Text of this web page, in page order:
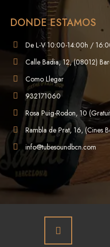
DONDE ESTAMOS
De L-V 10:00-14:00h /
Calle Badia, 12, (08012)
Como Llegar
932171060
Rosa Puig-Rodon, 10
Rambla de Prat, 16, (Cines
info@tubesoundbcn.com